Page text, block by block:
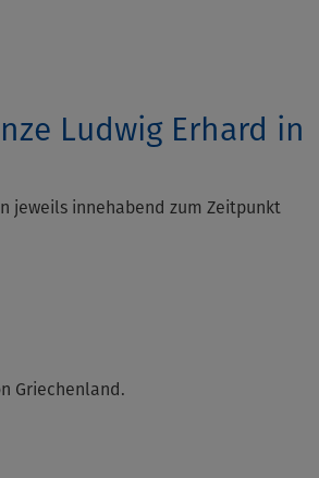
Ludwig Erhard in
jeweils innehabend zum Zeitpunkt
Griechenland.